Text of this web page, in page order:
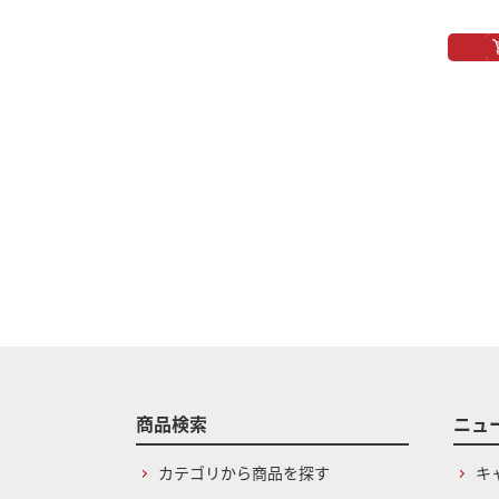
商品検索
カテゴリから商品を探す
ニュ
キ